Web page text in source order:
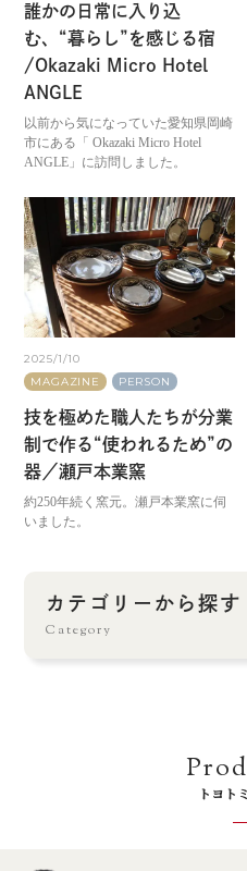
誰かの日常に入り込
む、“暮らし”を感じる宿
/Okazaki Micro Hotel
ANGLE
以前から気になっていた愛知県岡崎
市にある「 Okazaki Micro Hotel
ANGLE」に訪問しました。
2025/1/10
MAGAZINE
PERSON
技を極めた職人たちが分業
制で作る“使われるため”の
器／瀬戸本業窯
約250年続く窯元。瀬戸本業窯に伺
いました。
カテゴリーから探す
Category
トヨト